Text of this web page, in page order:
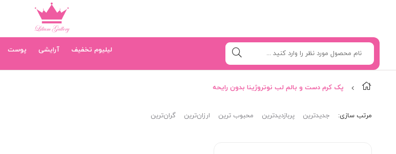
لیلیوم تخفیف آرایشی پوست
پک کرم دست و بالم لب نوتروژینا بدون رایحه
مرتب‌ سازی: جدیدترین پربازدیدترین محبوب ترین ارزان‌ترین گران‌ترین